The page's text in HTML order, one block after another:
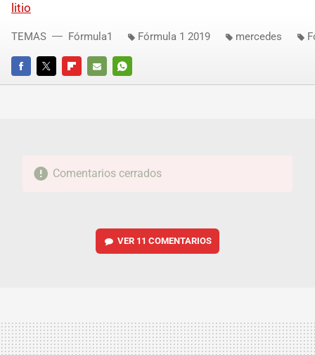
litio
FACEBOOKTWITTERFLIPBOARD
E-
WHATSAPP
TEMAS Fórmula1 Fórmula 1 2019 mercedes
Comentarios cerrados
VER 11 COMENTARIOS